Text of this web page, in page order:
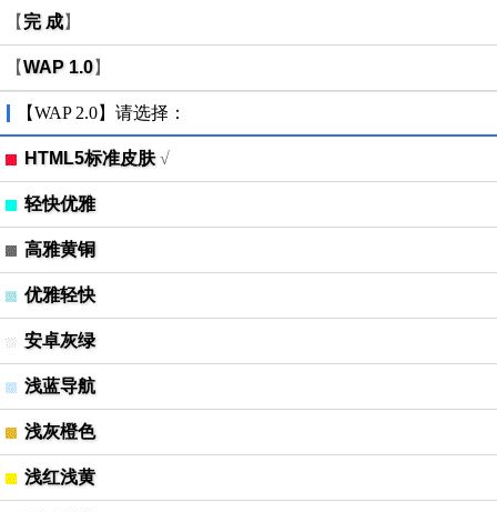
【 完 成】
【WAP 1.0】
【WAP 2.0】请选择：
HTML5标准皮肤√
轻快优雅
高雅黄铜
优雅轻快
安卓灰绿
浅蓝导航
浅灰橙色
浅红浅黄